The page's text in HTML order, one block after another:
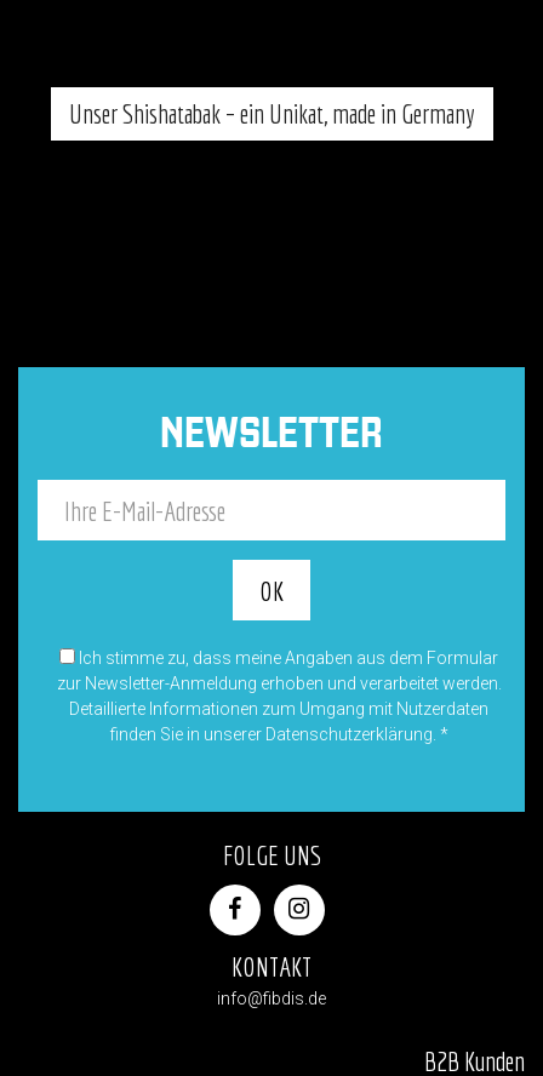
Unser Shishatabak – ein Unikat, made in Germany
NEWSLETTER
Ich stimme zu, dass meine Angaben aus dem Formular
zur Newsletter-Anmeldung erhoben und verarbeitet werden.
Detaillierte Informationen zum Umgang mit Nutzerdaten
finden Sie in unserer Datenschutzerklärung. *
FOLGE UNS
KONTAKT
info@fibdis.de
B2B Kunden